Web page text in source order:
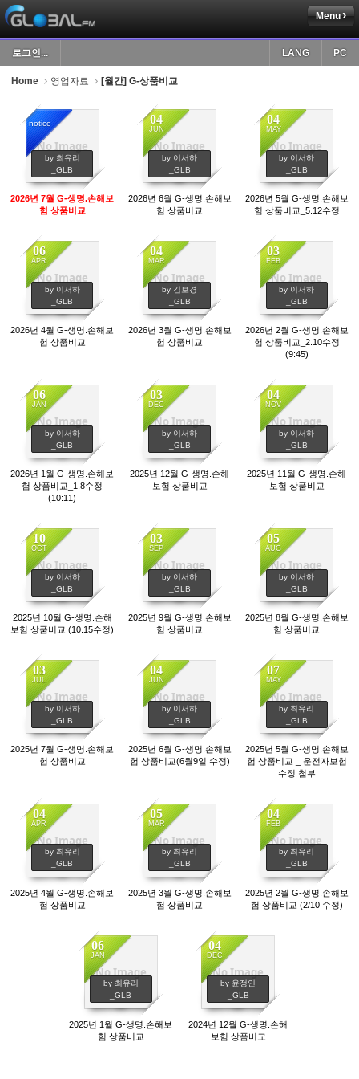
Menu
로그인... PC
LANG
Home 영업자료 [월간] G-상품비교
No Image
notice
by 최유리
_GLB
994
2026년 7월 G-생명.손해보
험 상품비교
No Image
04
JUN
by 이서하
_GLB
1011
2026년 6월 G-생명.손해보
험 상품비교
No Image
04
MAY
by 이서하
_GLB
1039
2026년 5월 G-생명.손해보
험 상품비교_5.12수정
No Image
06
APR
by 이서하
_GLB
1003
2026년 4월 G-생명.손해보
험 상품비교
No Image
04
MAR
by 김보경
_GLB
1276
2026년 3월 G-생명.손해보
험 상품비교
No Image
03
FEB
by 이서하
_GLB
983
2026년 2월 G-생명.손해보
험 상품비교_2.10수정
(9:45)
No Image
06
JAN
by 이서하
_GLB
1351
2026년 1월 G-생명.손해보
험 상품비교_1.8수정
(10:11)
No Image
03
DEC
by 이서하
_GLB
1103
2025년 12월 G-생명.손해
보험 상품비교
No Image
04
NOV
by 이서하
_GLB
997
2025년 11월 G-생명.손해
보험 상품비교
No Image
10
OCT
by 이서하
_GLB
1006
2025년 10월 G-생명.손해
보험 상품비교 (10.15수정)
No Image
03
SEP
by 이서하
_GLB
1138
2025년 9월 G-생명.손해보
험 상품비교
No Image
05
AUG
by 이서하
_GLB
1241
2025년 8월 G-생명.손해보
험 상품비교
No Image
03
JUL
by 이서하
_GLB
1250
2025년 7월 G-생명.손해보
험 상품비교
No Image
04
JUN
by 이서하
_GLB
1397
2025년 6월 G-생명.손해보
험 상품비교(6월9일 수정)
No Image
07
MAY
by 최유리
_GLB
1454
2025년 5월 G-생명.손해보
험 상품비교 _ 운전자보험
수정 첨부
No Image
04
APR
by 최유리
_GLB
1217
2025년 4월 G-생명.손해보
험 상품비교
No Image
05
MAR
by 최유리
_GLB
1128
2025년 3월 G-생명.손해보
험 상품비교
No Image
04
FEB
by 최유리
_GLB
1147
2025년 2월 G-생명.손해보
험 상품비교 (2/10 수정)
No Image
06
JAN
by 최유리
_GLB
1192
2025년 1월 G-생명.손해보
험 상품비교
No Image
04
DEC
by 윤정인
_GLB
1030
2024년 12월 G-생명.손해
보험 상품비교
Sketchbook5, 스케치북5
Sketchbook5, 스케치북5